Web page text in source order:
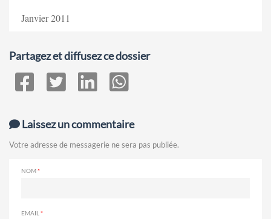
Janvier 2011
Partagez et diffusez ce dossier
Laissez un commentaire
Votre adresse de messagerie ne sera pas publiée.
NOM
EMAIL